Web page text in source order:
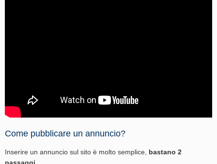
Come pubblicare un annuncio?
Inserire un annuncio sul sito è molto semplice, bastano 2